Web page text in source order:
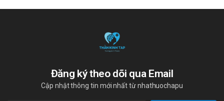
Đăng ký theo dõi qua Email
Cập nhật thông tin mới nhất từ nhathuochapu